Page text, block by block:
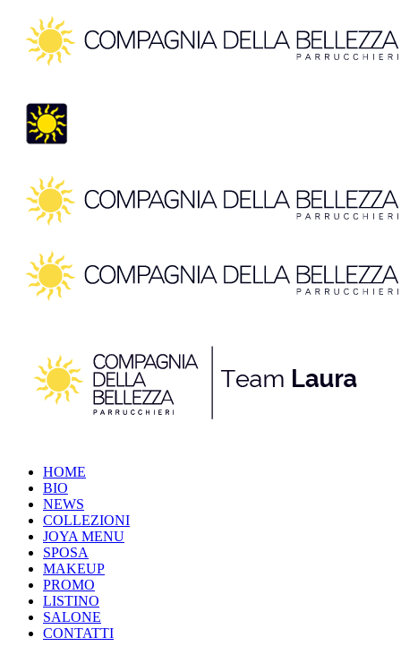
HOME
BIO
NEWS
COLLEZIONI
JOYA MENU
SPOSA
MAKEUP
PROMO
LISTINO
SALONE
CONTATTI